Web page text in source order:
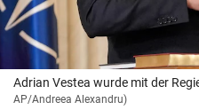
Adrian Vestea wurde mit der
AP/Andreea Alexandru)